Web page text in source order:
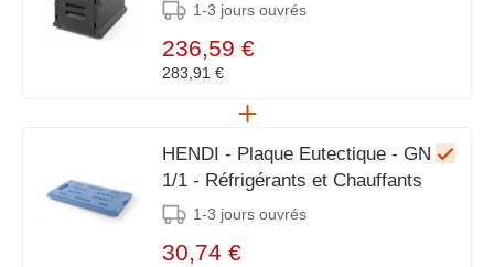
1-3 jours ouvrés
236,59 €
283,91 €
HENDI - Plaque Eutectique - GN
1/1 - Réfrigérants et Chauffants
1-3 jours ouvrés
30,74 €